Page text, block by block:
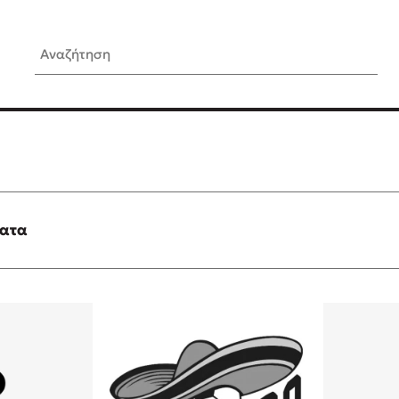
Αναζήτηση
είναι «το πρόβλημα»
Τι είναι η
Δανάη Δεληγεώργη απαντά!
Συγχαρητήρια, Πέθανες!